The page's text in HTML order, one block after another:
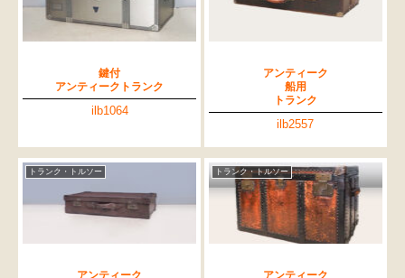
鍵付
アンティークトランク
ilb1064
アンティーク
船用
トランク
ilb2557
トランク・トルソー トランク・トルソー